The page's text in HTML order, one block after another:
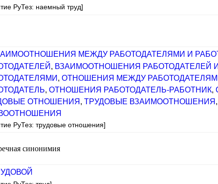
РуТез: наемный труд]
МЕЖДУ РАБОТОДАТЕЛЯМИ И
, ВЗАИМООТНОШЕНИЯ РАБОТОДАТЕЛЕЙ
,ОТНОШЕНИЯ МЕЖДУ
,ОТНОШЕНИЯ РАБОТОДАТЕЛЬ-РАБОТНИК,
ОТНОШЕНИЯ ,ТРУДОВЫЕ ВЗАИМООТНОШЕНИЯ
РуТез: трудовые отношения]
синонимия